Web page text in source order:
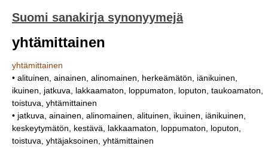
Suomi sanakirja synonyymejä
yhtämittainen
yhtämittainen
• alituinen, ainainen, alinomainen, herkeämätön, iänikuinen,
ikuinen, jatkuva, lakkaamaton, loppumaton, loputon, taukoamaton,
toistuva, yhtämittainen
• jatkuva, ainainen, alinomainen, alituinen, ikuinen, iänikuinen,
keskeytymätön, kestävä, lakkaamaton, loppumaton, loputon,
toistuva, yhtäjaksoinen, yhtämittainen